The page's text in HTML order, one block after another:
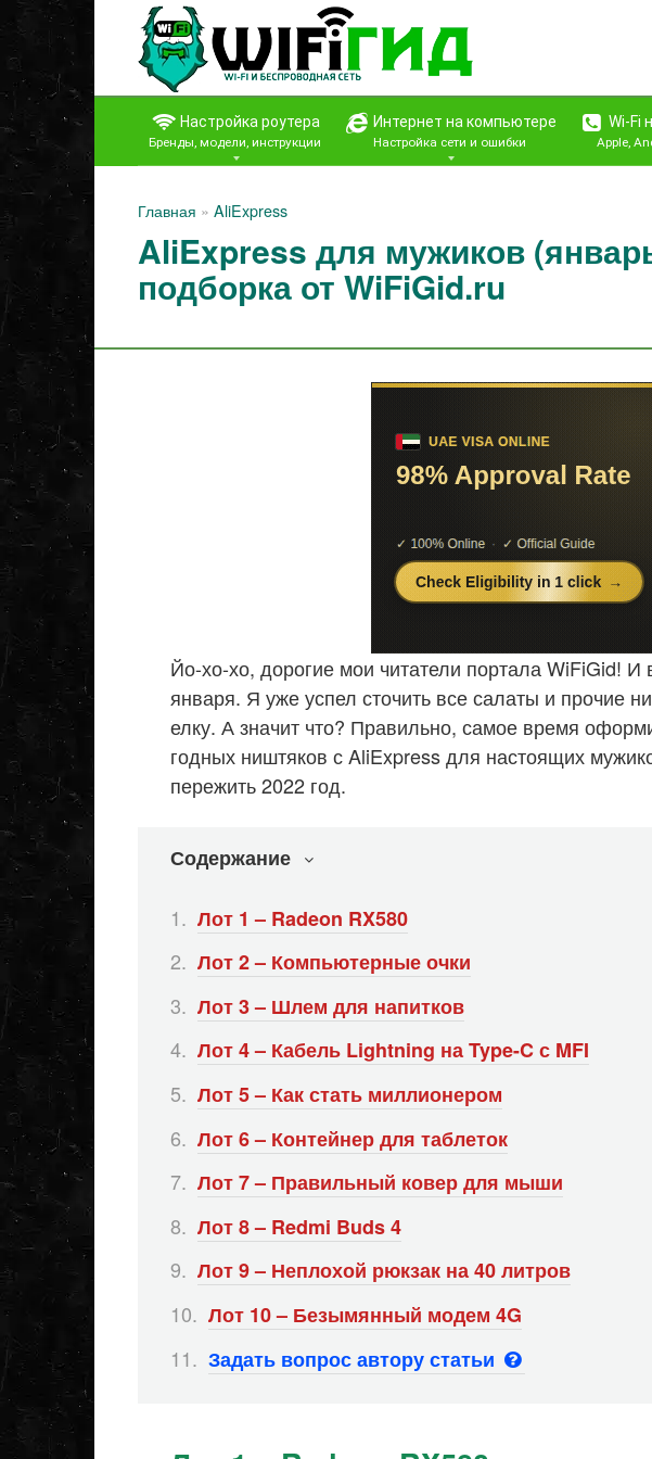
Перейти
контенту
Настройка роутера
Бренды, модели, инструкции
Интернет на компьютере
Настройка сети и ошибки
Wi-Fi
Apple,
Главная » AliExpress
AliExpress для мужиков
подборка от WiFiGid.ru
Йо-хо-хо, дорогие мои читатели портала WiFiGid! И
января. Я уже успел сточить все салаты и прочие
елку. А значит что? Правильно, самое время
годных ништяков с AliExpress для настоящих
пережить 2022 год.
Содержание
Лот 1 – Radeon RX580
Лот 2 – Компьютерные очки
Лот 3 – Шлем для напитков
Лот 4 – Кабель Lightning на Type-C с MFI
Лот 5 – Как стать миллионером
Лот 6 – Контейнер для таблеток
Лот 7 – Правильный ковер для мыши
Лот 8 – Redmi Buds 4
Лот 9 – Неплохой рюкзак на 40 литров
Лот 10 – Безымянный модем 4G
Задать вопрос автору статьи